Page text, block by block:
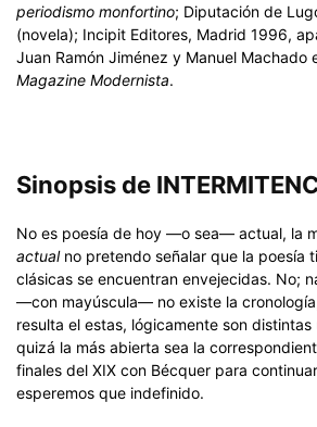
periodismo monfortino; Diputación de
(novela); Incipit Editores, Madrid 1996,
Juan Ramón Jiménez y Manuel Machado
Magazine Modernista.
Sinopsis de
No es poesía de hoy —o sea— actual, la
actualno pretendo señalar que la poesía
clásicas se encuentran envejecidas. No;
—con mayúscula— no existe la
resulta el estas, lógicamente son
quizá la más abierta sea la
finales del XIX con Bécquer para
esperemos que indefinido.